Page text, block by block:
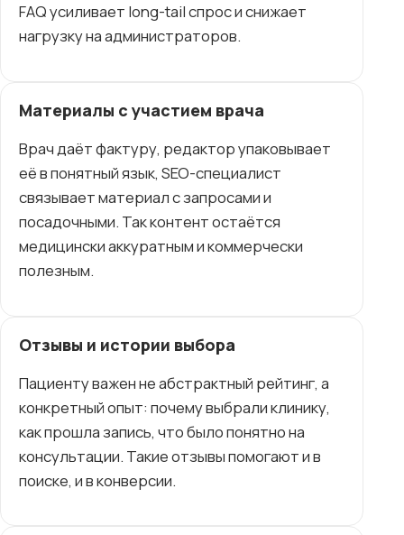
FAQ усиливает long-tail спрос и снижает
нагрузку на администраторов.
Материалы с участием врача
Врач даёт фактуру, редактор упаковывает
её в понятный язык, SEO-специалист
связывает материал с запросами и
посадочными. Так контент остаётся
медицински аккуратным и коммерчески
полезным.
Отзывы и истории выбора
Пациенту важен не абстрактный рейтинг, а
конкретный опыт: почему выбрали клинику,
как прошла запись, что было понятно на
консультации. Такие отзывы помогают и в
поиске, и в конверсии.